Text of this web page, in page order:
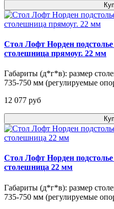
Стол Лофт Норден
столешница прямоуг. 22 мм
Габариты (д*г*в): размер
735-750 мм (регулируемые
12 077 pуб
Стол Лофт Норден
столешница 22 мм
Габариты (д*г*в): размер
735-750 мм (регулируемые